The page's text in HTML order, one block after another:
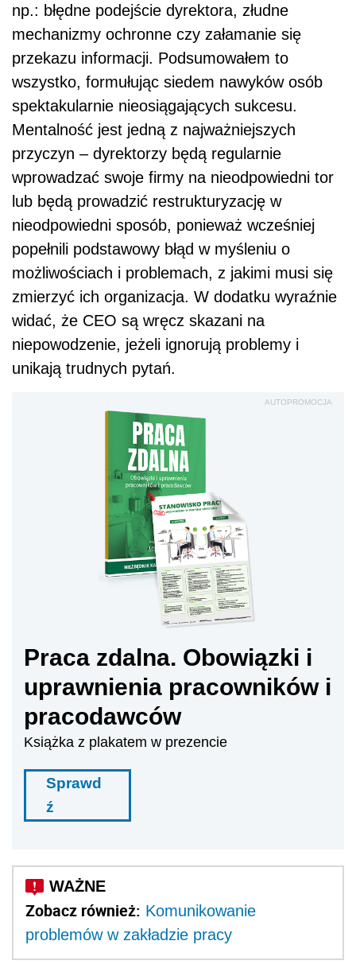
np.: błędne podejście dyrektora, złudne
mechanizmy ochronne czy załamanie się
przekazu informacji. Podsumowałem to
wszystko, formułując siedem nawyków osób
spektakularnie nieosiągających sukcesu.
Mentalność jest jedną z najważniejszych
przyczyn – dyrektorzy będą regularnie
wprowadzać swoje firmy na nieodpowiedni tor
lub będą prowadzić restrukturyzację w
nieodpowiedni sposób, ponieważ wcześniej
popełnili podstawowy błąd w myśleniu o
możliwościach i problemach, z jakimi musi się
zmierzyć ich organizacja. W dodatku wyraźnie
widać, że CEO są wręcz skazani na
niepowodzenie, jeżeli ignorują problemy i
unikają trudnych pytań.
AUTOPROMOCJA
Praca zdalna. Obowiązki i
uprawnienia pracowników i
pracodawców
Książka z plakatem w prezencie
Sprawd
ź
Zobacz również: Komunikowanie
problemów w zakładzie pracy